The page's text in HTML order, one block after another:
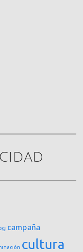
campaña
cultura